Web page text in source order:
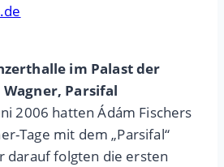
im Palast der
Parsifal
2006 hatten Ádám Fischers
Tage mit dem „Parsifal“
darauf folgten die ersten